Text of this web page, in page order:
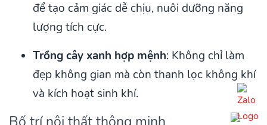
để tạo cảm giác dễ chịu, nuôi dưỡng năng
lượng tích cực.
Trồng cây xanh hợp mệnh: Không chỉ làm
đẹp không gian mà còn thanh lọc không khí
và kích hoạt sinh khí.